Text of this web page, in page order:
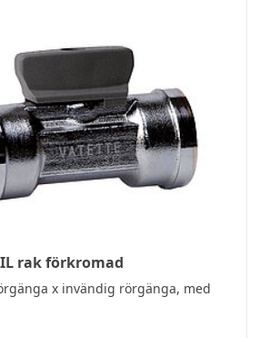
rak förkromad
x invändig rörgänga, med